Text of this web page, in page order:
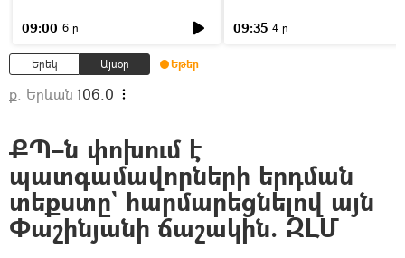
09:00 6 ր 09:35 4 ր
Երեկ Այսօր Եթեր
ք. Երևան 106.0
ՔՊ–ն փոխում է
պատգամավորների երդման
տեքստը` հարմարեցնելով այն
Փաշինյանի ճաշակին. ԶԼՄ